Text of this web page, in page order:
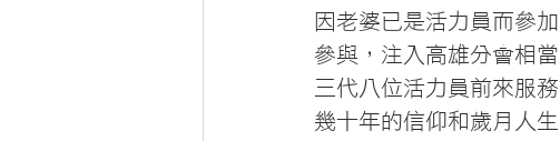
因老婆已是活力員而參
參與，注入高雄分會相
三代八位活力員前來服
幾十年的信仰和歲月人